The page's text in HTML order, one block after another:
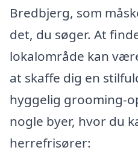
Bredbjerg, som
det, du søger. At
lokalområde kan
at skaffe dig en
hyggelig grooming-
nogle byer, hvor du
herrefrisører: